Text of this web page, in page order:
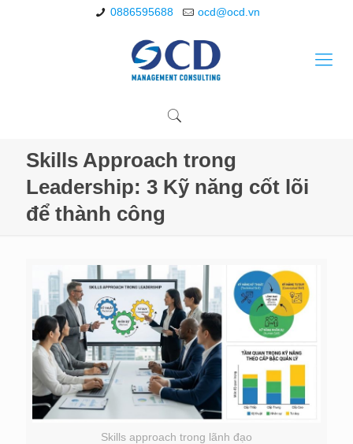
0886595688 ocd@ocd.vn
Skills Approach trong
Leadership: 3 Kỹ năng cốt lõi
để thành công
Skills approach trong lãnh đạo